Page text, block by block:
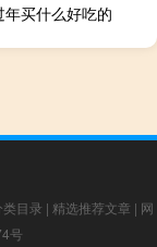
买什么好吃的
目录 | 精选推荐文章 | 网
号